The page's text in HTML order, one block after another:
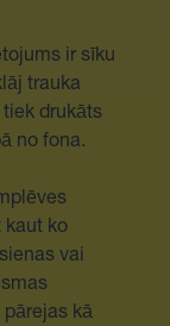
ir sīku
trauka
drukāts
no fona.
kaut ko
vai
kā